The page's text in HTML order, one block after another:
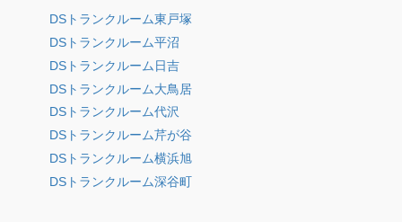
DSトランクルーム東戸塚
DSトランクルーム平沼
DSトランクルーム日吉
DSトランクルーム大鳥居
DSトランクルーム代沢
DSトランクルーム芹が谷
DSトランクルーム横浜旭
DSトランクルーム深谷町